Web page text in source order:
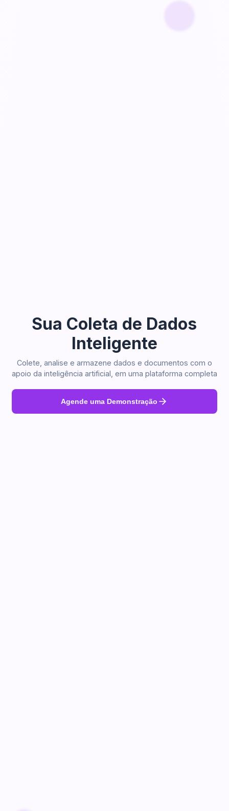
Sua Coleta de Dados
Inteligente
Colete, analise e armazene dados e documentos com o
apoio da inteligência artificial, em uma plataforma completa
Agende uma Demonstração